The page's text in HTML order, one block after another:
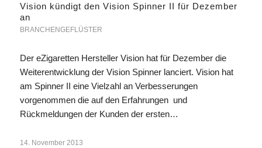
Vision kündigt den Vision Spinner II für Dezember
an
BRANCHENGEFLÜSTER
Der eZigaretten Hersteller Vision hat für Dezember die
Weiterentwicklung der Vision Spinner lanciert. Vision hat
am Spinner II eine Vielzahl an Verbesserungen
vorgenommen die auf den Erfahrungen und
Rückmeldungen der Kunden der ersten…
14. November 2013